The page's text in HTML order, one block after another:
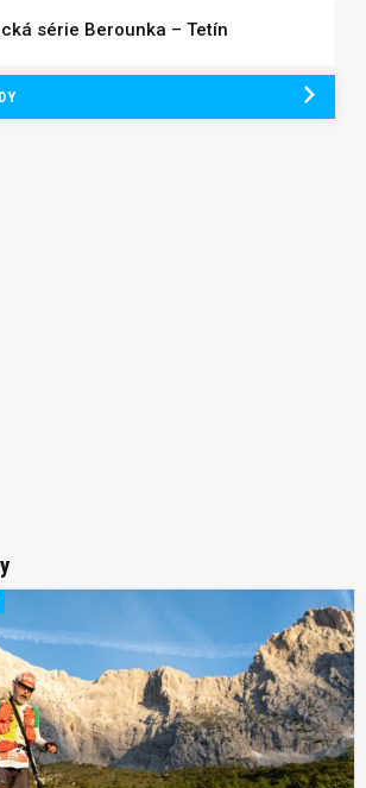
série Berounka – Tetín